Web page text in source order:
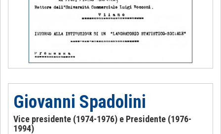
Giovanni Spadolini
Vice presidente (1974-1976) e Presidente (1976-
1994)